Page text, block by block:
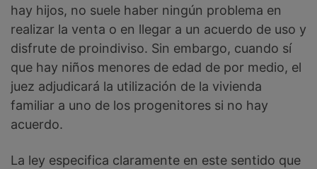
hay hijos, no suele haber ningún problema en
realizar la venta o en llegar a un acuerdo de uso y
disfrute de proindiviso. Sin embargo, cuando sí
que hay niños menores de edad de por medio, el
juez adjudicará la utilización de la vivienda
familiar a uno de los progenitores si no hay
acuerdo.
La ley especifica claramente en este sentido que